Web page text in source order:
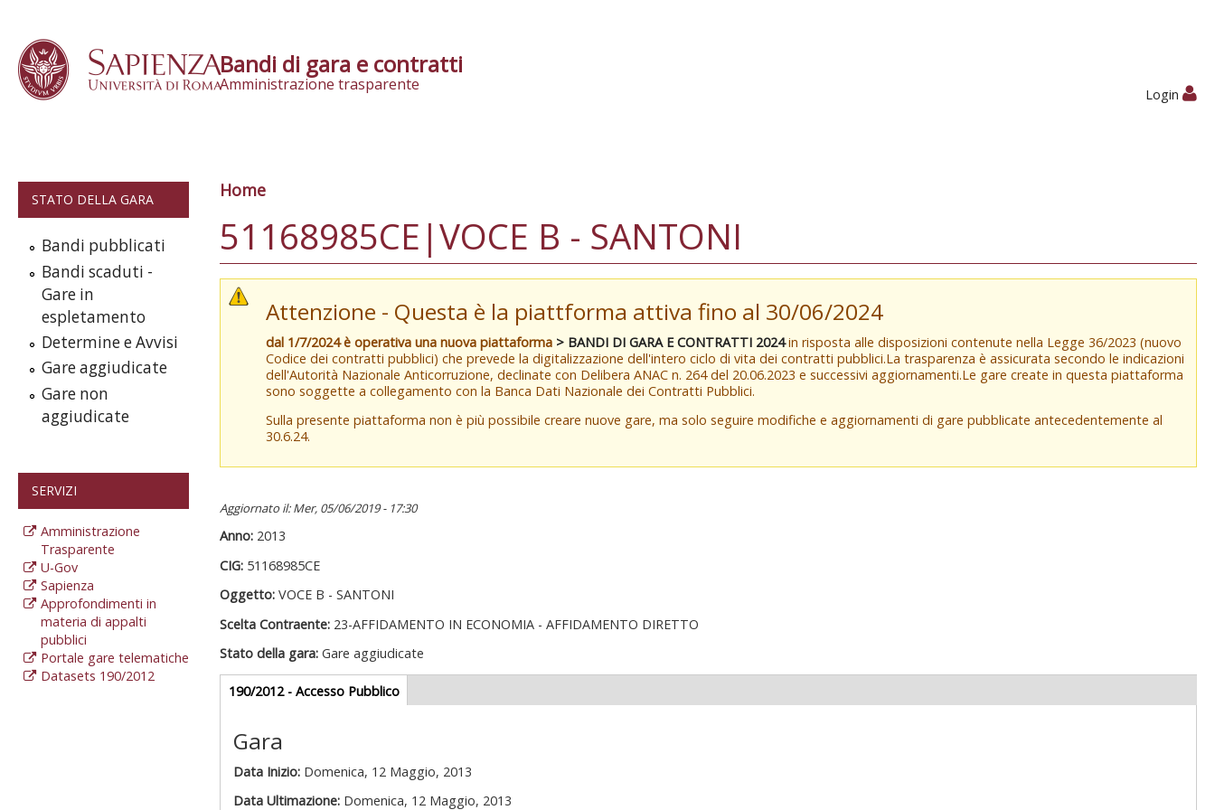
Bandi di gara e contratti
Amministrazione trasparente
Login
STATO DELLA GARA
Bandi pubblicati
Bandi scaduti -
Gare in
espletamento
Determine e Avvisi
Gare aggiudicate
Gare non
aggiudicate
SERVIZI
Amministrazione
Trasparente
U-Gov
Sapienza
Approfondimenti in
materia di appalti
pubblici
Portale gare telematiche
Datasets 190/2012
Tu sei qui
Home
51168985CE|VOCE B - SANTONI
Attenzione - Questa è la piattforma attiva fino al 30/06/2024
dal 1/7/2024 è operativa una nuova piattaforma > BANDI DI GARA E CONTRATTI 2024in risposta alle disposizioni contenute nella Legge 36/2023 (nuovo
Codice dei contratti pubblici) che prevede la digitalizzazione dell'intero ciclo di vita dei contratti pubblici.La trasparenza è assicurata secondo le indicazioni
dell'Autorità Nazionale Anticorruzione, declinate con Delibera ANAC n. 264 del 20.06.2023 e successivi aggiornamenti.Le gare create in questa piattaforma
sono soggette a collegamento con la Banca Dati Nazionale dei Contratti Pubblici.
Sulla presente piattaforma non è più possibile creare nuove gare, ma solo seguire modifiche e aggiornamenti di gare pubblicate antecedentemente al
30.6.24.
Aggiornato il: Mer, 05/06/2019 - 17:30
Anno: 2013
CIG: 51168985CE
Oggetto: VOCE B - SANTONI
Scelta Contraente: 23-AFFIDAMENTO IN ECONOMIA - AFFIDAMENTO DIRETTO
Stato della gara: Gare aggiudicate
Gare appalti
190/2012 - Accesso Pubblico(scheda
attiva)
Gara
Data Inizio: Domenica, 12 Maggio, 2013
Data Ultimazione: Domenica, 12 Maggio, 2013